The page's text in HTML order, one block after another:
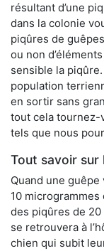
résultant d’une
dans la colonie
piqûres de
ou non
sensible la
population
en sortir sans
tout cela tournez-
tels que nous
Tout savoir sur
Quand une
10
des piqûres de
se retrouvera à
chien qui subit